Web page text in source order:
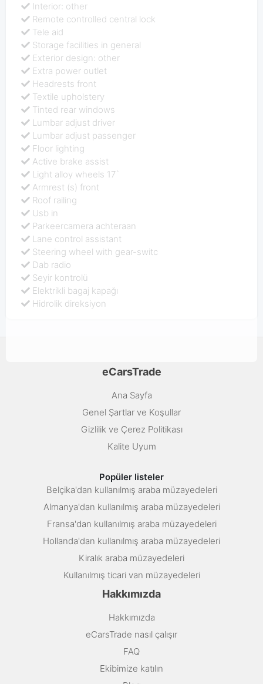
Interior: other
Remote controlled central lock
Tele aid
Storage facilities in general
Exterior design: other
Extra power outlet
Headrests front
Textile upholstery
Tinted rear windows
Lumbar adjust driver
Lumbar adjust passenger
Floor lighting
Active brake assist
Light alloy wheels 17`
Armrest (s) front
Roof railing
Usb in
Parkeercamera achteraan
Lane control assistant
Steering wheel with gear-switc
Dab radio
Seyir kontrolü
Elektrikli bagaj kapağı
Hidrolik direksiyon
eCarsTrade
Ana Sayfa
Genel Şartlar ve Koşullar
Gizlilik ve Çerez Politikası
Kalite Uyum
Popüler listeler
Belçika'dan kullanılmış araba müzayedeleri
Almanya'dan kullanılmış araba müzayedeleri
Fransa'dan kullanılmış araba müzayedeleri
Hollanda'dan kullanılmış araba müzayedeleri
Kiralık araba müzayedeleri
Kullanılmış ticari van müzayedeleri
Hakkımızda
Hakkımızda
eCarsTrade nasıl çalışır
FAQ
Ekibimize katılın